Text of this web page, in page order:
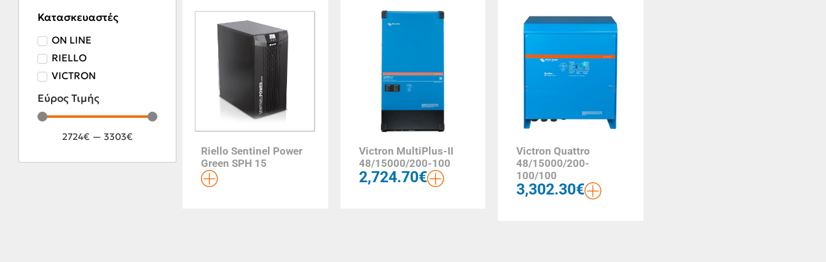
Κατασκευαστές
ON LINE
RIELLO
VICTRON
Εύρος Τιμής
2724€ — 3303€
Riello Sentinel Power
Green SPH 15
Victron MultiPlus-II
48/15000/200-100
2,724.70€
Victron Quattro
48/15000/200-
100/100
3,302.30€